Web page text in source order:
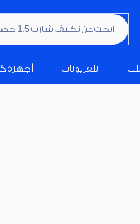
ابحث عن تكييف شارب 1.5 حصان
تلفزيونات أجهزة